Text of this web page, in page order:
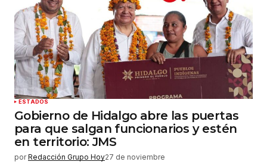
ESTADOS
Gobierno de Hidalgo abre las puertas
para que salgan funcionarios y estén
en territorio: JMS
por Redacción Grupo Hoy27 de noviembre